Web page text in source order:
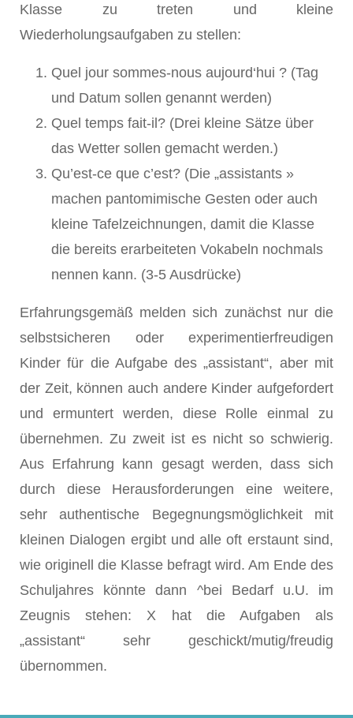
Klasse zu treten und kleine
Wiederholungsaufgaben zu stellen:
Quel jour sommes-nous aujourd‘hui ? (Tag
und Datum sollen genannt werden)
Quel temps fait-il? (Drei kleine Sätze über
das Wetter sollen gemacht werden.)
Qu’est-ce que c’est? (Die „assistants »
machen pantomimische Gesten oder auch
kleine Tafelzeichnungen, damit die Klasse
die bereits erarbeiteten Vokabeln nochmals
nennen kann. (3-5 Ausdrücke)
Erfahrungsgemäß melden sich zunächst nur die
selbstsicheren oder experimentierfreudigen
Kinder für die Aufgabe des „assistant“, aber mit
der Zeit, können auch andere Kinder aufgefordert
und ermuntert werden, diese Rolle einmal zu
übernehmen. Zu zweit ist es nicht so schwierig.
Aus Erfahrung kann gesagt werden, dass sich
durch diese Herausforderungen eine weitere,
sehr authentische Begegnungsmöglichkeit mit
kleinen Dialogen ergibt und alle oft erstaunt sind,
wie originell die Klasse befragt wird. Am Ende des
Schuljahres könnte dann ^bei Bedarf u.U. im
Zeugnis stehen: X hat die Aufgaben als
„assistant“ sehr geschickt/mutig/freudig
übernommen.